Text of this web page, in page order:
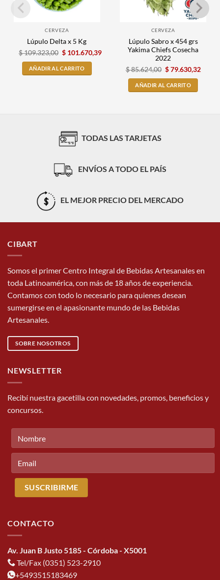
CERVEZA
Lúpulo Delta x 5 Kg
$109.323,00 $101.670,39
AÑADIR AL CARRITO
CERVEZA
Lúpulo Sabro x 454 grs
Yakima Chiefs Cosecha
2022
$85.624,00 $79.630,32
AÑADIR AL CARRITO
TODAS LAS TARJETAS
ENVÍOS A TODO EL PAÍS
EL MEJOR PRECIO DEL MERCADO
CIBART
Somos el primer Centro Integral de Bebidas Artesanales en
toda Latinoamérica, con más de 18 años de experiencia.
Contamos con todo lo necesario para quienes desean
sumergirse en el apasionante mundo de las Bebidas
Artesanales.
SOBRE NOSOTROS
NEWSLETTER
Recibí nuestra gacetilla con novedades, promos, beneficios y
concursos.
CONTACTO
Av. Juan B Justo 5185 - Córdoba - X5001
Tel/Fax (0351) 523-2910
+5493515183469